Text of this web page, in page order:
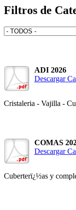
Filtros de
ADI 2026
Descargar
Cristaleria - Vajilla -
COMAS
Descargar
Cuberterï¿½as y